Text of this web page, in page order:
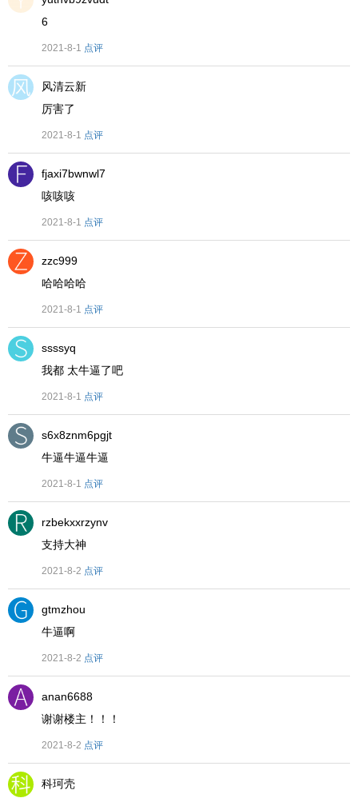
6
2021-8-1 点评
风清云新
厉害了
2021-8-1 点评
fjaxi7bwnwl7
咳咳咳
2021-8-1 点评
zzc999
哈哈哈哈
2021-8-1 点评
ssssyq
我都 太牛逼了吧
2021-8-1 点评
s6x8znm6pgjt
牛逼牛逼牛逼
2021-8-1 点评
rzbekxxrzynv
支持大神
2021-8-2 点评
gtmzhou
牛逼啊
2021-8-2 点评
anan6688
谢谢楼主！！！
2021-8-2 点评
科珂壳